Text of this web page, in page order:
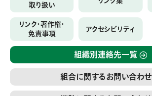
取り扱い
リンク・著作権・
免責事項
アクセシビリティ
組織別連絡先一覧
組合に関するお問い合わせ